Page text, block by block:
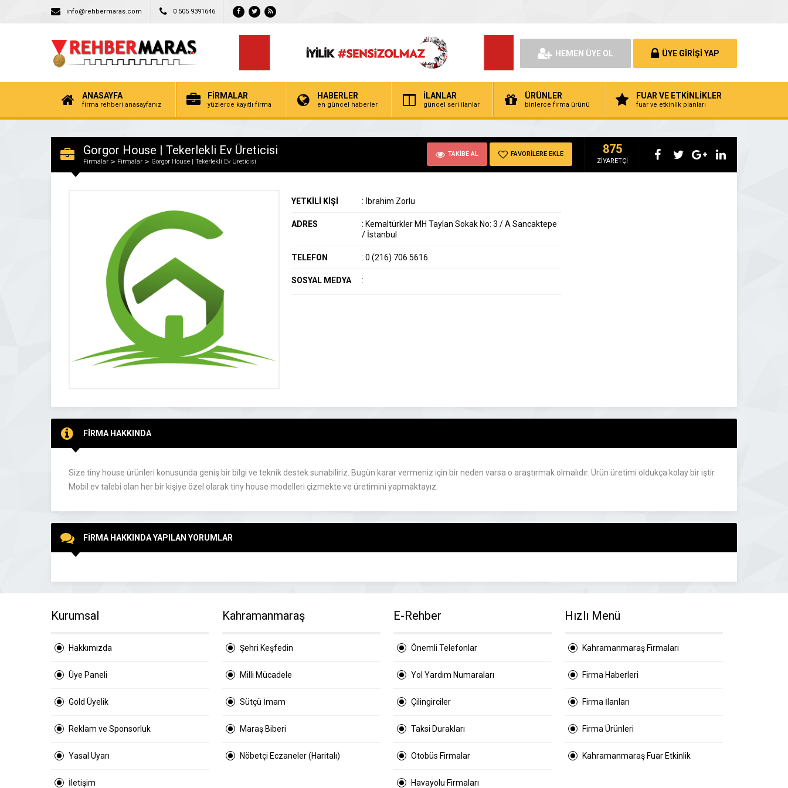
info@rehbermaras.com 0 505 9391646
HEMEN ÜYE OL ÜYE GİRİŞİ YAP
ANASAYFA
firma rehberi anasayfanız
FİRMALAR
yüzlerce kayıtlı firma
HABERLER
en güncel haberler
İLANLAR
güncel seri ilanlar
ÜRÜNLER
binlerce firma ürünü
FUAR VE ETKİNLİKLER
fuar ve etkinlik planları
Gorgor House | Tekerlekli Ev Üreticisi
Firmalar Firmalar Gorgor House | Tekerlekli Ev Üreticisi
TAKİBE AL FAVORİLERE EKLE 875
ZİYARETÇİ
YETKİLİ KİŞİ : İbrahim Zorlu
ADRES : Kemaltürkler MH Taylan Sokak No: 3 / A Sancaktepe
/ İstanbul
TELEFON : 0 (216) 706 5616
SOSYAL MEDYA :
FİRMA HAKKINDA
Size tiny house ürünleri konusunda geniş bir bilgi ve teknik destek sunabiliriz. Bugün karar vermeniz için bir neden varsa o araştırmak olmalıdır. Ürün üretimi oldukça kolay bir iştir.
Mobil ev talebi olan her bir kişiye özel olarak tiny house modelleri çizmekte ve üretimini yapmaktayız.
FİRMA HAKKINDA YAPILAN YORUMLAR
Kurumsal
Hakkımızda
Üye Paneli
Gold Üyelik
Reklam ve Sponsorluk
Yasal Uyarı
İletişim
Kahramanmaraş
Şehri Keşfedin
Milli Mücadele
Sütçü İmam
Maraş Biberi
Nöbetçi Eczaneler (Haritalı)
E-Rehber
Önemli Telefonlar
Yol Yardım Numaraları
Çilingirciler
Taksi Durakları
Otobüs Firmalar
Havayolu Firmaları
Hızlı Menü
Kahramanmaraş Firmaları
Firma Haberleri
Firma İlanları
Firma Ürünleri
Kahramanmaraş Fuar Etkinlik